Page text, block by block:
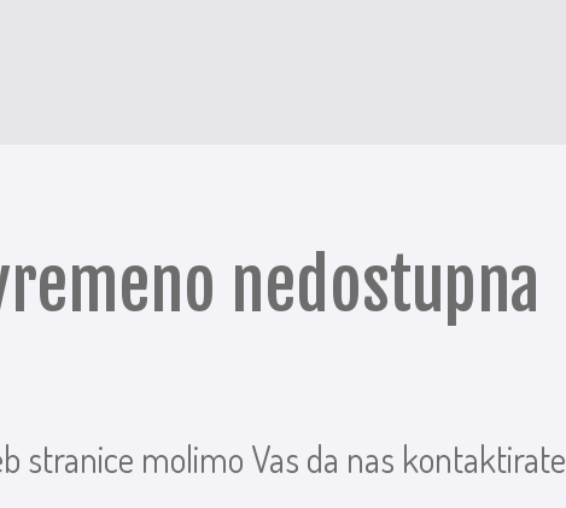
nedostupna
stranice molimo Vas da nas kontaktirate